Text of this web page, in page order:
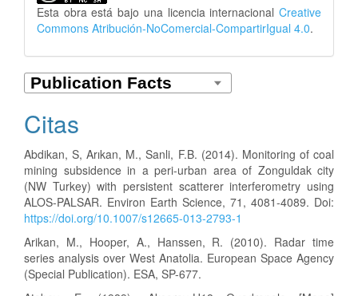
Esta obra está bajo una licencia internacional Creative
Commons Atribución-NoComercial-CompartirIgual 4.0.
Citas
Abdikan, S, Arıkan, M., Sanli, F.B. (2014). Monitoring of coal
mining subsidence in a peri-urban area of Zonguldak city
(NW Turkey) with persistent scatterer interferometry using
ALOS-PALSAR. Environ Earth Science, 71, 4081-4089. Doi:
https://doi.org/10.1007/s12665-013-2793-1
Arikan, M., Hooper, A., Hanssen, R. (2010). Radar time
series analysis over West Anatolia. European Space Agency
(Special Publication). ESA, SP-677.